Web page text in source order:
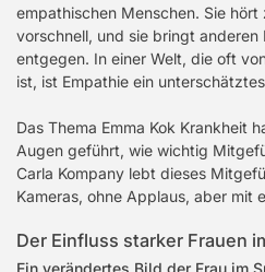
empathischen Menschen. Sie hört
vorschnell, und sie bringt
entgegen. In einer Welt, die oft
ist, ist Empathie ein
Das Thema Emma Kok Krankheit
Augen geführt, wie wichtig
Carla Kompany lebt dieses
Kameras, ohne Applaus, aber mit
Der Einfluss starker Frauen
Ein verändertes Bild der Frau im